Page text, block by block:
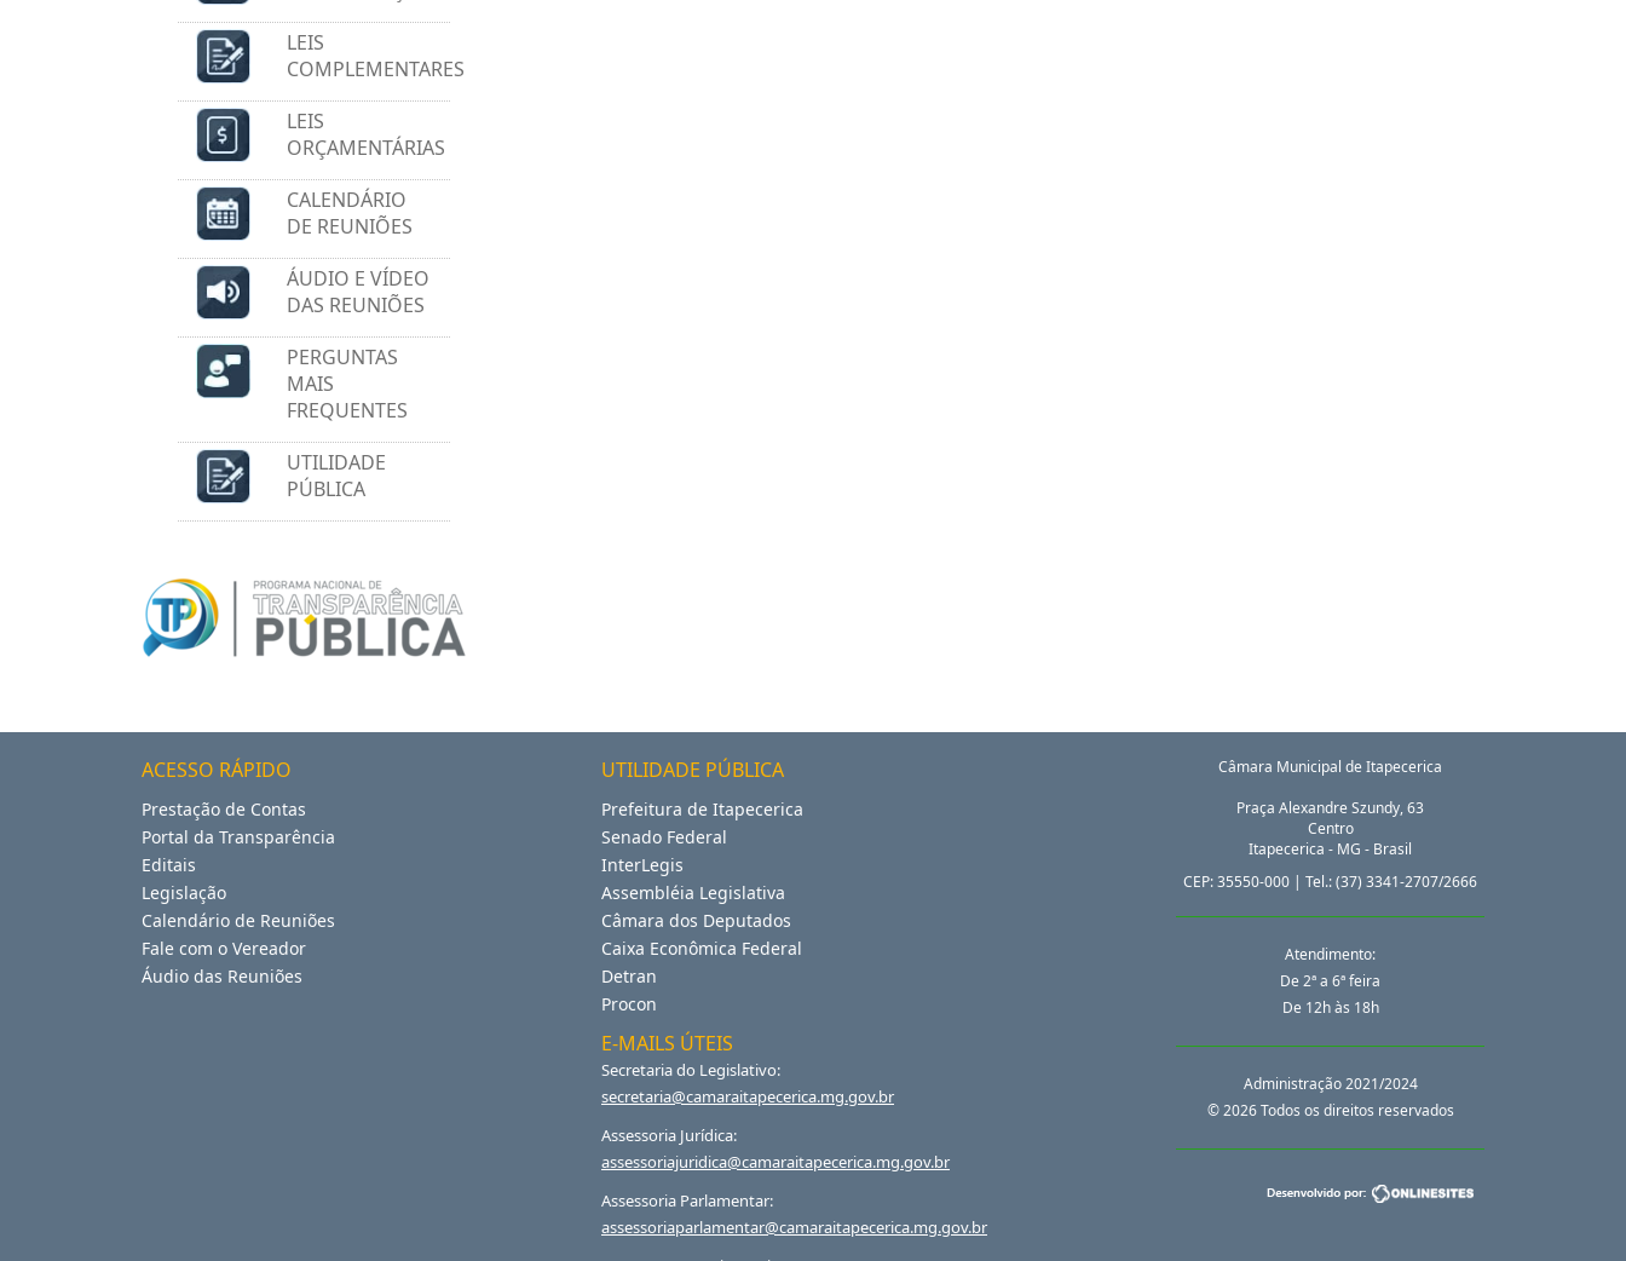
LEIS
COMPLEMENTARES
LEIS
ORÇAMENTÁRIAS
CALENDÁRIO
DE REUNIÕES
ÁUDIO E VÍDEO
DAS REUNIÕES
PERGUNTAS
MAIS
FREQUENTES
UTILIDADE
PÚBLICA
ACESSO RÁPIDO
Prestação de Contas
Portal da Transparência
Editais
Legislação
Calendário de Reuniões
Fale com o Vereador
Áudio das Reuniões
UTILIDADE PÚBLICA
Prefeitura de Itapecerica
Senado Federal
InterLegis
Assembléia Legislativa
Câmara dos Deputados
Caixa Econômica Federal
Detran
Procon
E-MAILS ÚTEIS
Secretaria do Legislativo:
secretaria@camaraitapecerica.mg.gov.br
Assessoria Jurídica:
assessoriajuridica@camaraitapecerica.mg.gov.br
Assessoria Parlamentar:
assessoriaparlamentar@camaraitapecerica.mg.gov.br
Câmara Municipal de Itapecerica
Praça Alexandre Szundy, 63
Centro
Itapecerica - MG - Brasil
CEP:35550-000 | Tel.:(37) 3341-2707/2666
Atendimento:
De 2ª a 6ª feira
De 12h às 18h
Administração 2021/2024
© 2026 Todos os direitos reservados